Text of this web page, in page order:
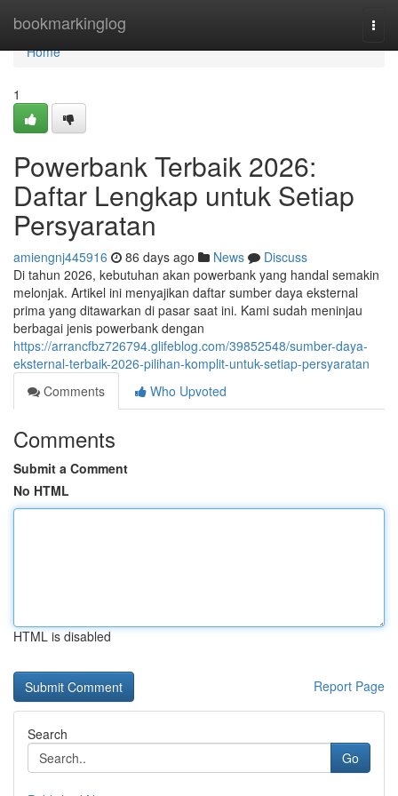
bookmarkinglog
Home
Home
1
Powerbank Terbaik 2026:
Daftar Lengkap untuk Setiap
Persyaratan
amiengnj445916 86 days ago News
Discuss
Di tahun 2026, kebutuhan akan powerbank yang handal semakin
melonjak. Artikel ini menyajikan daftar sumber daya eksternal
prima yang ditawarkan di pasar saat ini. Kami sudah meninjau
berbagai jenis powerbank dengan
https://arrancfbz726794.glifeblog.com/39852548/sumber-daya-
eksternal-terbaik-2026-pilihan-komplit-untuk-setiap-persyaratan
Comments
Who Upvoted
Comments
Submit a Comment
No HTML
HTML is disabled
Report Page
Search
Go